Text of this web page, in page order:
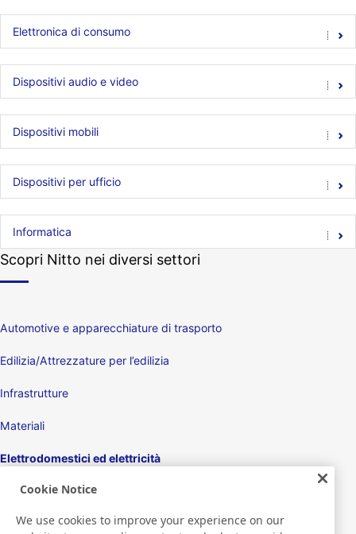
Elettronica di consumo
Dispositivi audio e video
Dispositivi mobili
Dispositivi per ufficio
Informatica
Scopri Nitto nei diversi settori
Automotive e apparecchiature di trasporto
Edilizia/Attrezzature per l’edilizia
Infrastrutture
Materiali
Elettrodomestici ed elettricità
Display
Dispositivi elettronici
Cookie Notice
We use cookies to improve your experience on our